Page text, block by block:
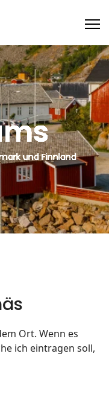
und Finnland
Ort. Wenn es
ich eintragen soll,